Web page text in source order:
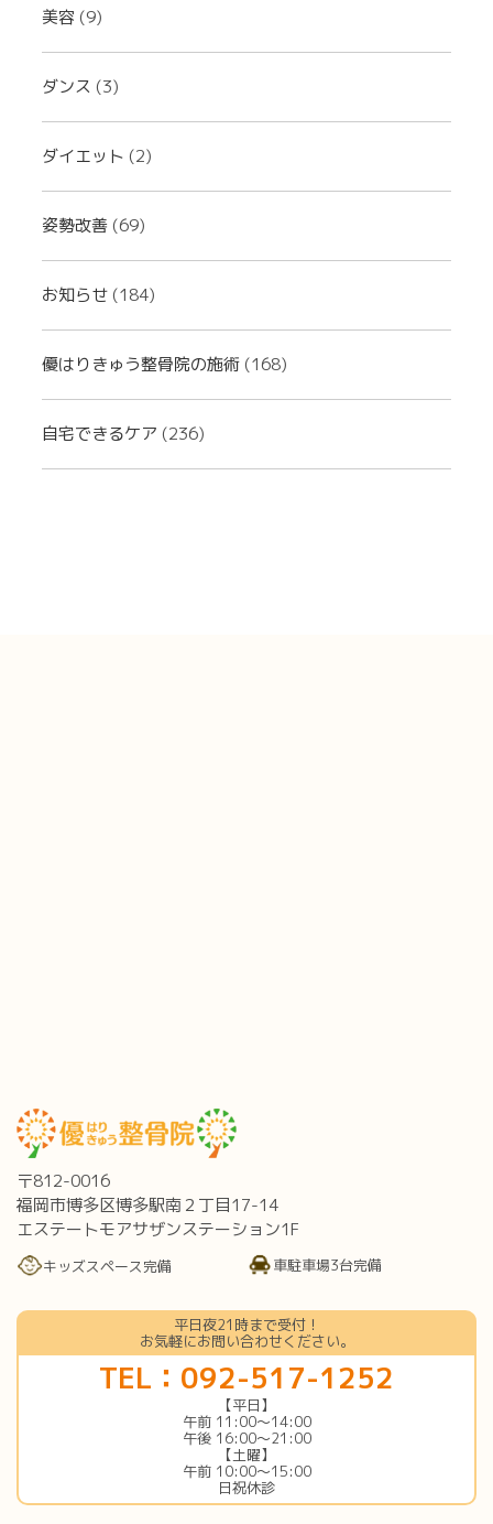
美容 (9)
ダンス (3)
ダイエット (2)
姿勢改善 (69)
お知らせ (184)
優はりきゅう整骨院の施術 (168)
自宅できるケア (236)
〒812-0016
福岡市博多区博多駅南２丁目17-14
エステートモアサザンステーション1F
キッズスペース完備 車駐車場3台完備
平日夜21時まで受付！
お気軽にお問い合わせください。
TEL：092-517-1252
【平日】
午前 11:00〜14:00
午後 16:00〜21:00
【土曜】
午前 10:00〜15:00
日祝休診